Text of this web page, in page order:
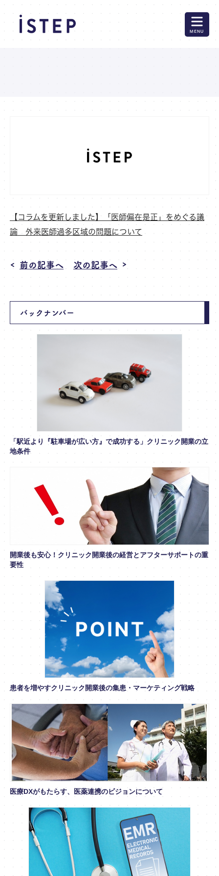
MENU
【コラムを更新しました】「医師偏在是正」をめぐる議
論 外来医師過多区域の問題について
前の記事へ 次の記事へ
バックナンバー
「駅近より『駐車場が広い方』で成功する」クリニック開業の立
地条件
開業後も安心！クリニック開業後の経営とアフターサポートの重
要性
患者を増やすクリニック開業後の集患・マーケティング戦略
医療DXがもたらす、医薬連携のビジョンについて